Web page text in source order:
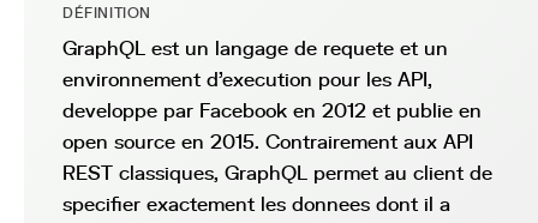
DÉFINITION
GraphQL est un langage de requete et un
environnement d'execution pour les API,
developpe par Facebook en 2012 et publie en
open source en 2015. Contrairement aux API
REST classiques, GraphQL permet au client de
specifier exactement les donnees dont il a